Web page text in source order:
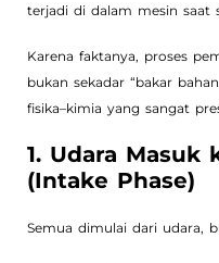
terjadi di dalam mesin saat
Karena faktanya, proses
bukan sekadar “bakar
fisika–kimia yang sangat
1. Udara Masuk
(Intake Phase)
Semua dimulai dari udara,